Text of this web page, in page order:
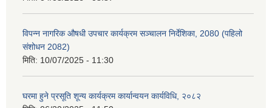
विपन्न नागरिक औषधी उपचार कार्यक्रम सञ्चालन निर्देशिका, 2080 (पहिलो
संशोधन 2082)
मिति: 10/07/2025 - 11:30
घरमा हुने प्रसूति शून्य कार्यक्रम कार्यान्वयन कार्यविधि, २०८२